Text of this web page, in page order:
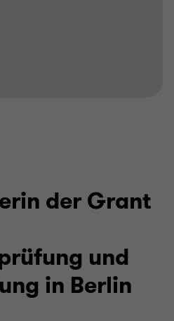
der Grant
und
in Berlin